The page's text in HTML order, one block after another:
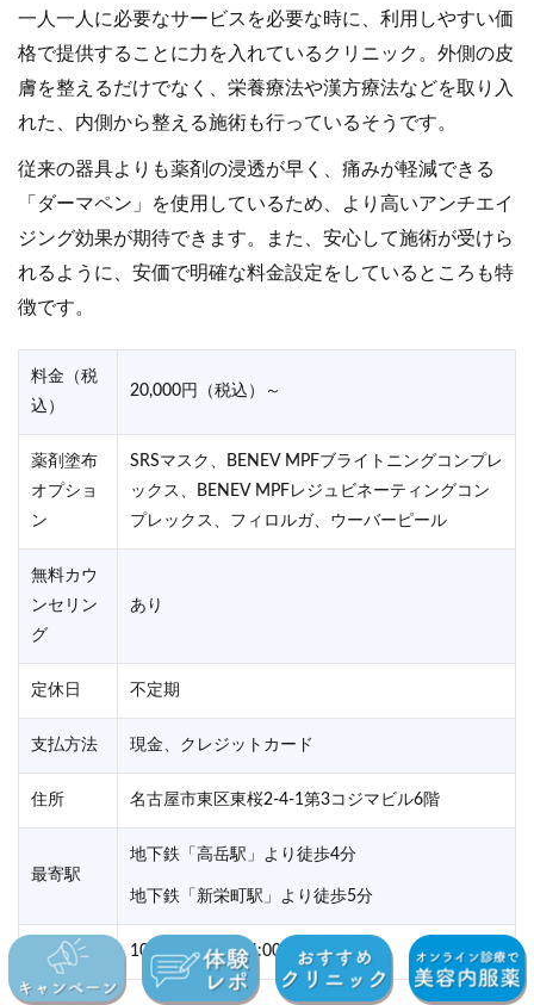
一人一人に必要なサービスを必要な時に、利用しやすい価
格で提供することに力を入れているクリニック。外側の皮
膚を整えるだけでなく、栄養療法や漢方療法などを取り入
れた、内側から整える施術も行っているそうです。
従来の器具よりも薬剤の浸透が早く、痛みが軽減できる
「ダーマペン」を使用しているため、より高いアンチエイ
ジング効果が期待できます。また、安心して施術が受けら
れるように、安価で明確な料金設定をしているところも特
徴です。
料金（税
込）
20,000円（税込）～
薬剤塗布
オプショ
ン
SRSマスク、BENEV MPFブライトニングコンプレ
ックス、BENEV MPFレジュビネーティングコン
プレックス、フィロルガ、ウーバーピール
無料カウ
ンセリン
グ
あり
定休日 不定期
支払方法 現金、クレジットカード
住所 名古屋市東区東桜2-4-1第3コジマビル6階
最寄駅
地下鉄「高岳駅」より徒歩4分
地下鉄「新栄町駅」より徒歩5分
営業時間 10:00-12:00、14:00-18:00